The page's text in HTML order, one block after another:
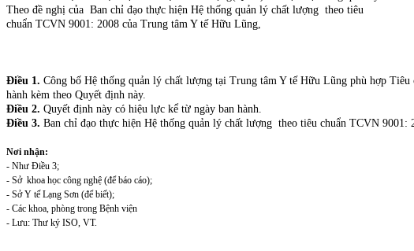
Theo đề nghị của Ban chỉ đạo thực hiện Hệ thống quản lý chất lượng theo tiêu
chuẩn TCVN 9001: 2008 của Trung tâm Y tế Hữu Lũng,
Điều 1. Công bố Hệ thống quản lý chất lượng tại Trung tâm Y tế Hữu Lũng phù hợp
hành kèm theo Quyết định này.
Điều 2. Quyết định này có hiệu lực kể từ ngày ban hành.
Điều 3. Ban chỉ đạo thực hiện Hệ thống quản lý chất lượng theo tiêu chuẩn TCVN 9001:
Nơi nhận:
- Như Điều 3;
- Sở khoa học công nghệ (để báo cáo);
- Sở Y tế Lạng Sơn (để biết);
- Các khoa, phòng trong Bệnh viện
- Lưu: Thư ký ISO, VT.